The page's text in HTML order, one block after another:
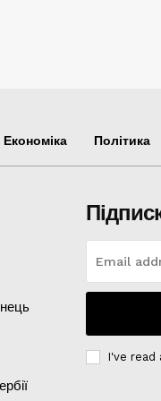
Економіка Політика
I've read